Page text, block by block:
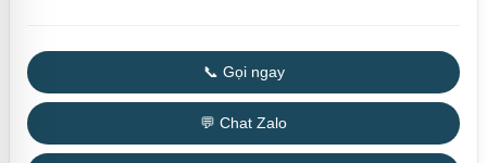
📞 Gọi ngay
💬 Chat Zalo